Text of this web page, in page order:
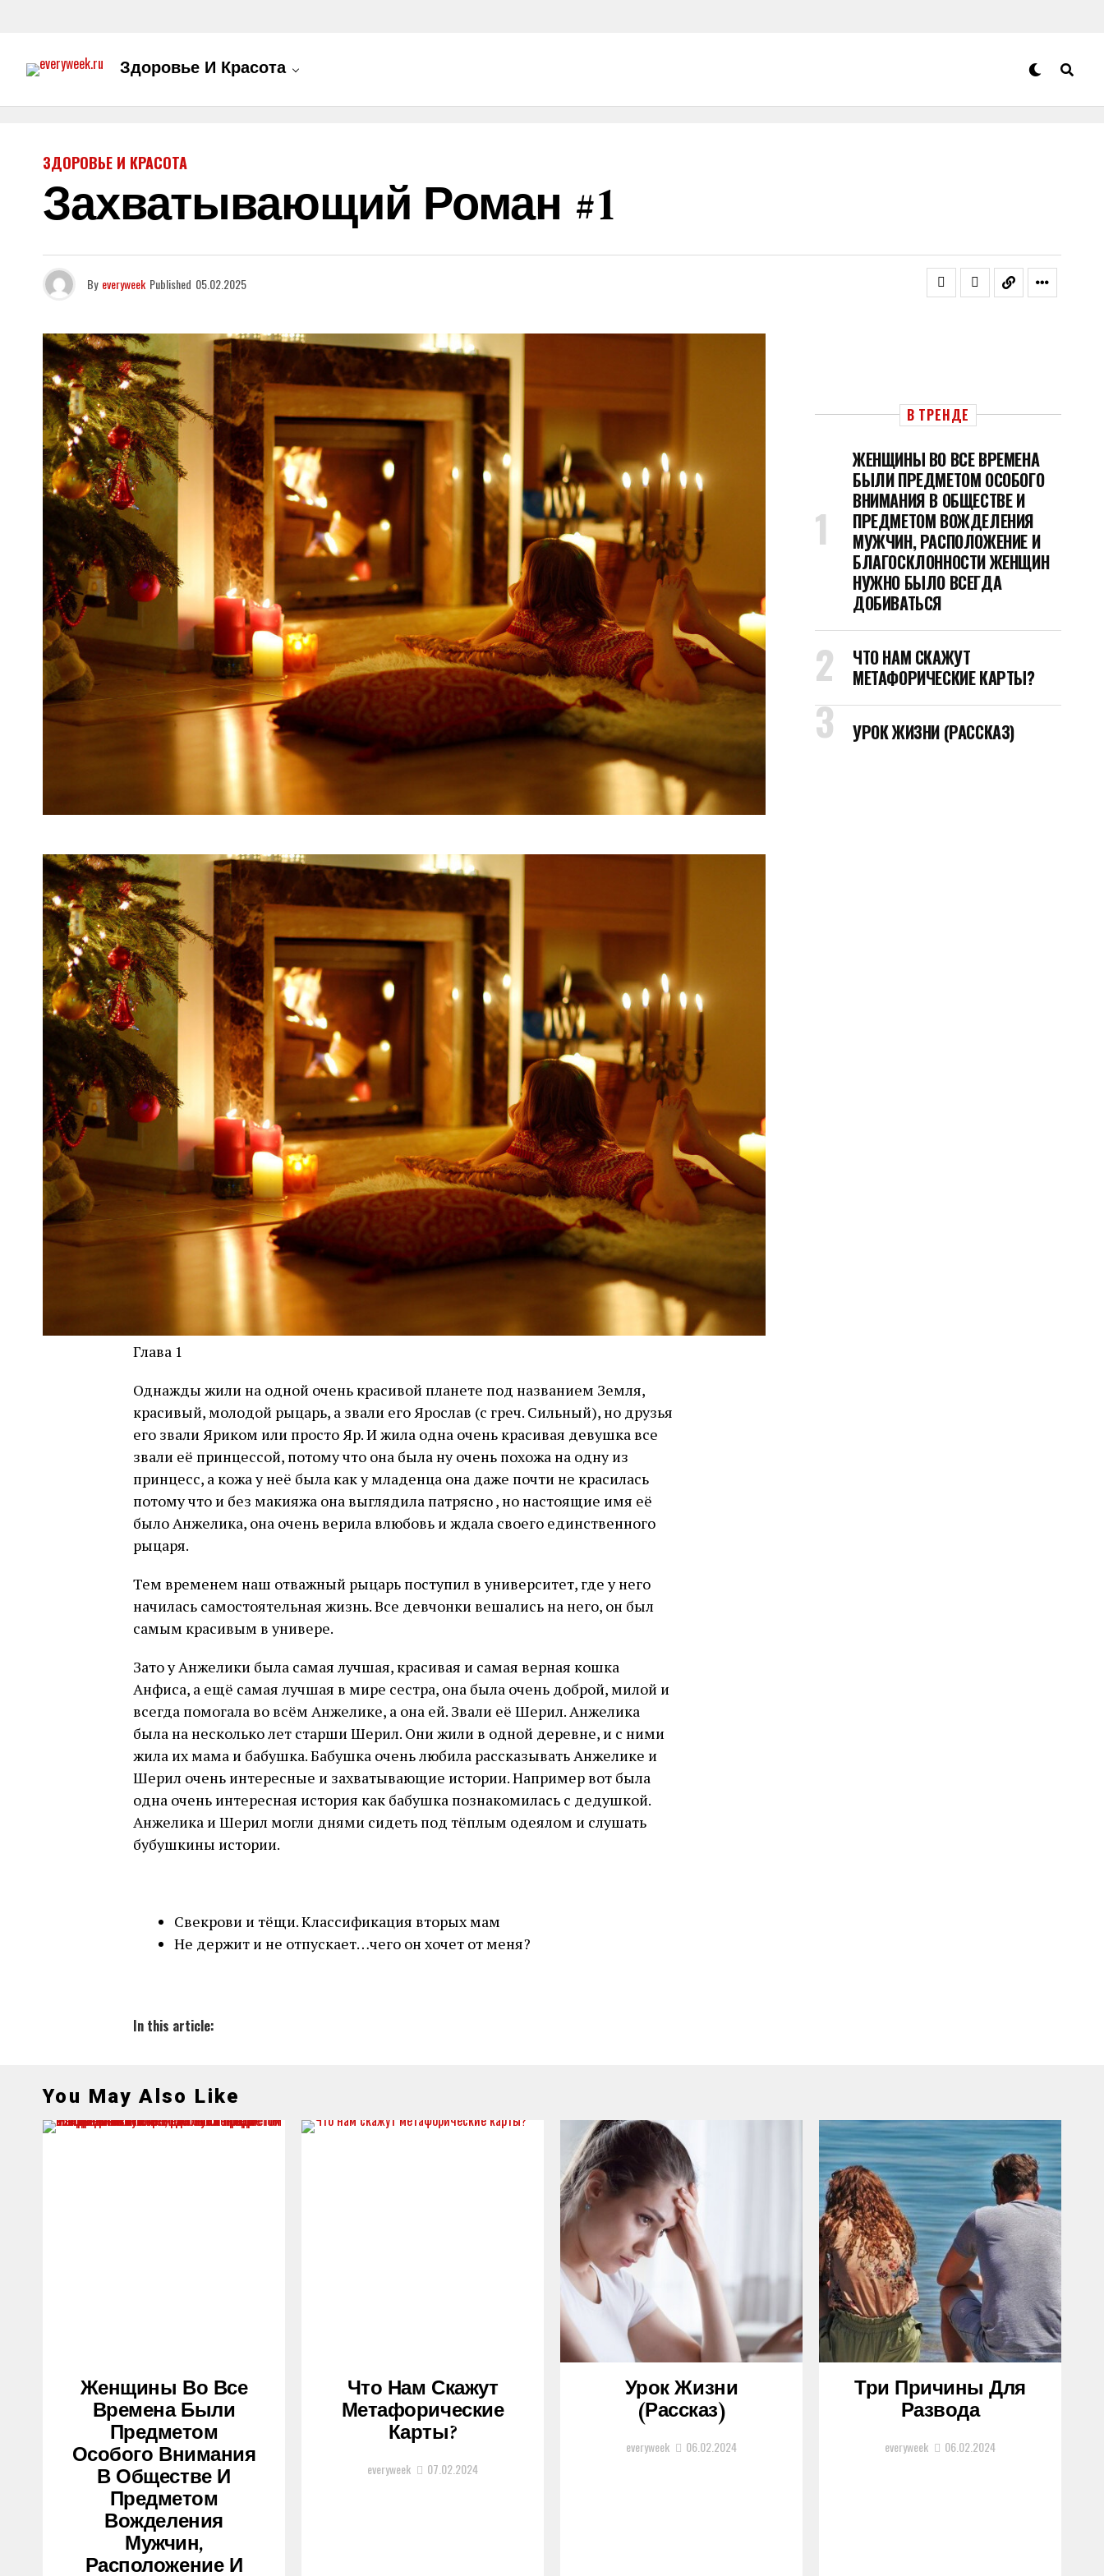
Здоровье И Красота
ЗДОРОВЬЕ И КРАСОТА
Захватывающий Роман #1
By everyweek Published 05.02.2025
Глава 1
Однажды жили на одной очень красивой планете под названием Земля,
красивый, молодой рыцарь, а звали его Ярослав (с греч. Сильный), но друзья
его звали Яриком или просто Яр. И жила одна очень красивая девушка все
звали её принцессой, потому что она была ну очень похожа на одну из
принцесс, а кожа у неё была как у младенца она даже почти не красилась
потому что и без макияжа она выглядила патрясно , но настоящие имя её
было Анжелика, она очень верила влюбовь и ждала своего единственного
рыцаря.
Тем временем наш отважный рыцарь поступил в университет, где у него
начилась самостоятельная жизнь. Все девчонки вешались на него, он был
самым красивым в универе.
Зато у Анжелики была самая лучшая, красивая и самая верная кошка
Анфиса, а ещё самая лучшая в мире сестра, она была очень доброй, милой и
всегда помогала во всём Анжелике, а она ей. Звали её Шерил. Анжелика
была на несколько лет старши Шерил. Они жили в одной деревне, и с ними
жила их мама и бабушка. Бабушка очень любила рассказывать Анжелике и
Шерил очень интересные и захватывающие истории. Например вот была
одна очень интересная история как бабушка познакомилась с дедушкой.
Анжелика и Шерил могли днями сидеть под тёплым одеялом и слушать
бубушкины истории.
Свекрови и тёщи. Классификация вторых мам
Не держит и не отпускает…чего он хочет от меня?
In this article:
В ТРЕНДЕ
ЖЕНЩИНЫ ВО ВСЕ ВРЕМЕНА
БЫЛИ ПРЕДМЕТОМ ОСОБОГО
ВНИМАНИЯ В ОБЩЕСТВЕ И
ПРЕДМЕТОМ ВОЖДЕЛЕНИЯ
МУЖЧИН, РАСПОЛОЖЕНИЕ И
БЛАГОСКЛОННОСТИ ЖЕНЩИН
НУЖНО БЫЛО ВСЕГДА
ДОБИВАТЬСЯ
ЧТО НАМ СКАЖУТ
МЕТАФОРИЧЕСКИЕ КАРТЫ?
УРОК ЖИЗНИ (РАССКАЗ)
You May Also Like
Женщины Во Все
Времена Были
Предметом
Особого Внимания
В Обществе И
Предметом
Вожделения
Мужчин,
Расположение И
Что Нам Скажут
Метафорические
Карты?
everyweek 07.02.2024
Урок Жизни
(рассказ)
everyweek 06.02.2024
Три Причины Для
Развода
everyweek 06.02.2024